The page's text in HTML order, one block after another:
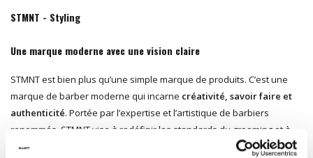
STMNT - Styling
Une marque moderne avec une vision claire
STMNT est bien plus qu’une simple marque de produits. C’est une
marque de barber moderne qui incarne créativité, savoir faire et
authenticité. Portée par l’expertise et l’artistique de barbiers
renommés, STMNT vise à redéfinir les standards du grooming et à
affirmer sa place dans l’industrie.